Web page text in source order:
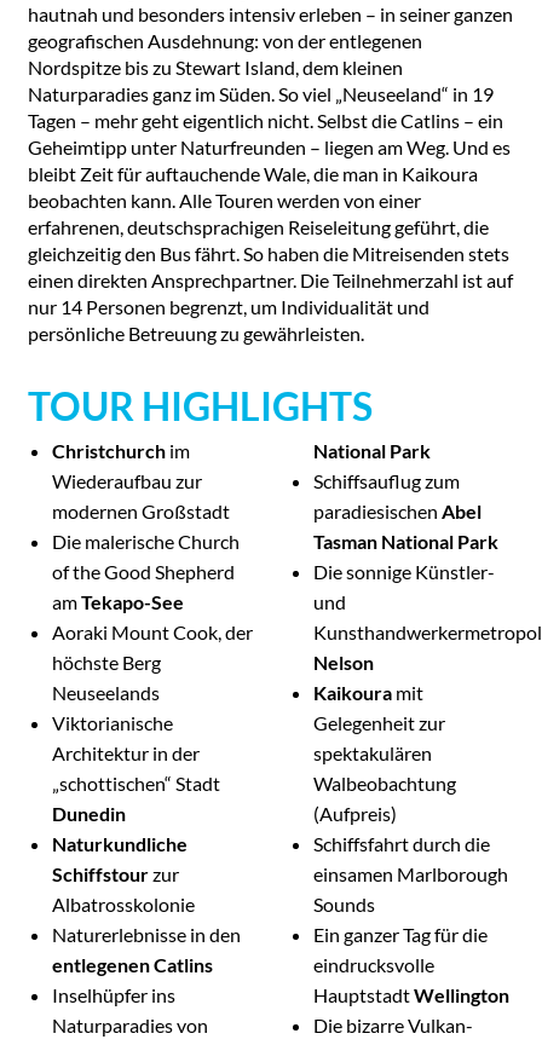
hautnah und besonders intensiv erleben – in seiner ganzen
geografischen Ausdehnung: von der entlegenen
Nordspitze bis zu Stewart Island, dem kleinen
Naturparadies ganz im Süden. So viel „Neuseeland“ in 19
Tagen – mehr geht eigentlich nicht. Selbst die Catlins – ein
Geheimtipp unter Naturfreunden – liegen am Weg. Und es
bleibt Zeit für auftauchende Wale, die man in Kaikoura
beobachten kann. Alle Touren werden von einer
erfahrenen, deutschsprachigen Reiseleitung geführt, die
gleichzeitig den Bus fährt. So haben die Mitreisenden stets
einen direkten Ansprechpartner. Die Teilnehmerzahl ist auf
nur 14 Personen begrenzt, um Individualität und
persönliche Betreuung zu gewährleisten.
TOUR HIGHLIGHTS
Christchurchim
Wiederaufbau zur
modernen Großstadt
Die malerische Church
of the Good Shepherd
amTekapo-See
Aoraki Mount Cook, der
höchste Berg
Neuseelands
Viktorianische
Architektur in der
„schottischen“ Stadt
Dunedin
Naturkundliche
Schiffstourzur
Albatrosskolonie
Naturerlebnisse in den
entlegenen Catlins
Inselhüpfer ins
Naturparadies von
National Park
Schiffsauflug zum
paradiesischen Abel
Tasman National Park
Die sonnige Künstler-
und
Nelson
Kaikoura mit
Gelegenheit zur
spektakulären
Walbeobachtung
(Aufpreis)
Schiffsfahrt durch die
einsamen Marlborough
Sounds
Ein ganzer Tag für die
eindrucksvolle
HauptstadtWellington
Die bizarre Vulkan-